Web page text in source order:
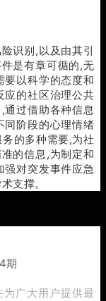
识别,以及由其引
是有章可循的,无
要以科学的态度和
应的社区治理公共
过借助各种信息
同阶段的心理情绪
的多种需要,为社
的信息,为制定和
对突发事件应急
支撑。
期
广大用户提供最